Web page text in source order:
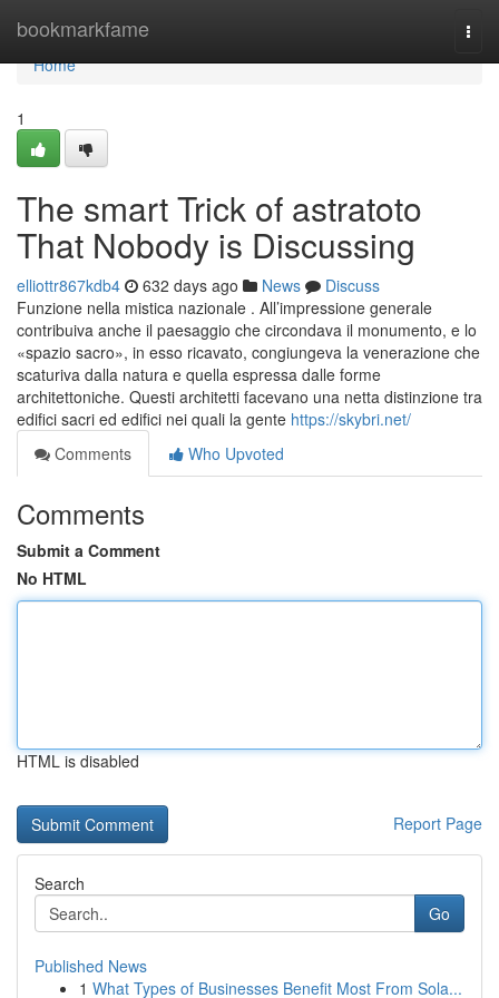
bookmarkfame
Home
Home
1
The smart Trick of astratoto
That Nobody is Discussing
elliottr867kdb4 632 days ago News
Discuss
Funzione nella mistica nazionale . All’impressione generale
contribuiva anche il paesaggio che circondava il monumento, e lo
«spazio sacro», in esso ricavato, congiungeva la venerazione che
scaturiva dalla natura e quella espressa dalle forme
architettoniche. Questi architetti facevano una netta distinzione tra
edifici sacri ed edifici nei quali la gente https://skybri.net/
Comments
Who Upvoted
Comments
Submit a Comment
No HTML
HTML is disabled
Report Page
Search
Go
Published News
1 What Types of Businesses Benefit Most From Sola...